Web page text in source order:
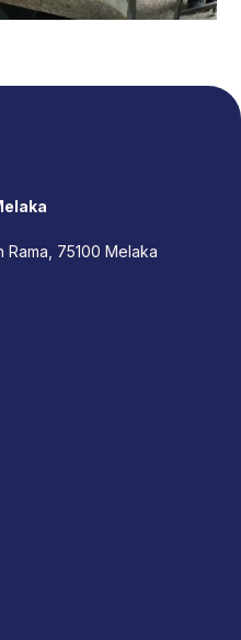
75100 Melaka